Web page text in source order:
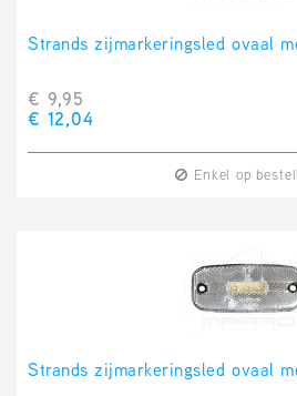
Strands zijmarkeringsled ovaal
€ 9,95
€ 12,04
Enkel op
Strands zijmarkeringsled ovaal